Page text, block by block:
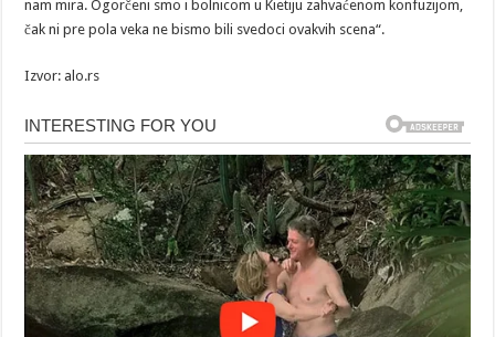
nam mira. Ogorčeni smo i bolnicom u Kietiju zahvaćenom konfuzijom,
čak ni pre pola veka ne bismo bili svedoci ovakvih scena“.
Izvor: alo.rs